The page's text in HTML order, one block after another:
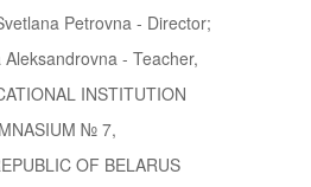
Petrovna - Director;
- Teacher,
INSTITUTION
№ 7,
OF BELARUS